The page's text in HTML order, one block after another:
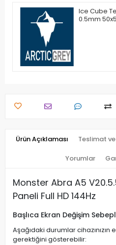
Ice Cube
0.5mm
Ürün Açıklaması Teslimat
Yorumlar
Monster Abra A5
Paneli Full HD 144Hz
Başlıca Ekran Değişim
Aşağıdaki durumlar cihazınızın
gerektiğini gösterebilir: